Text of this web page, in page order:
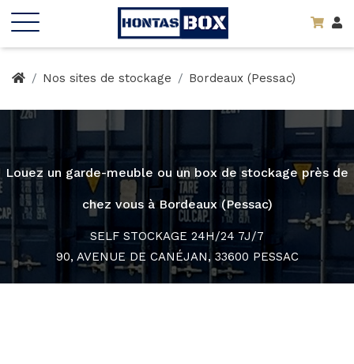
Nos sites de stockage Bordeaux (Pessac)
Louez un garde-meuble ou un box de stockage près de
chez vous à Bordeaux (Pessac)
SELF STOCKAGE 24H/24 7J/7
90, AVENUE DE CANÉJAN, 33600 PESSAC